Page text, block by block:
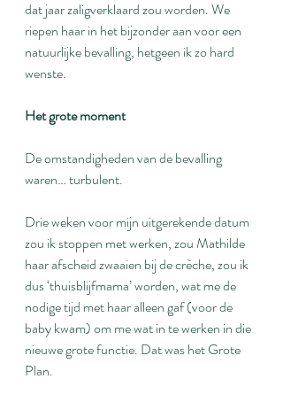
dat jaar zaligverklaard zou worden. We
riepen haar in het bijzonder aan voor een
natuurlijke bevalling, hetgeen ik zo hard
wenste.
Het grote moment
De omstandigheden van de bevalling
waren… turbulent.
Drie weken voor mijn uitgerekende datum
zou ik stoppen met werken, zou Mathilde
haar afscheid zwaaien bij de crèche, zou ik
dus ‘thuisblijfmama’ worden, wat me de
nodige tijd met haar alleen gaf (voor de
baby kwam) om me wat in te werken in die
nieuwe grote functie. Dat was het Grote
Plan.